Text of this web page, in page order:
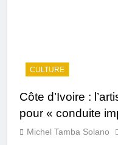
CULTURE
Côte d’Ivoire :
pour « conduite
Michel Tamba Solano